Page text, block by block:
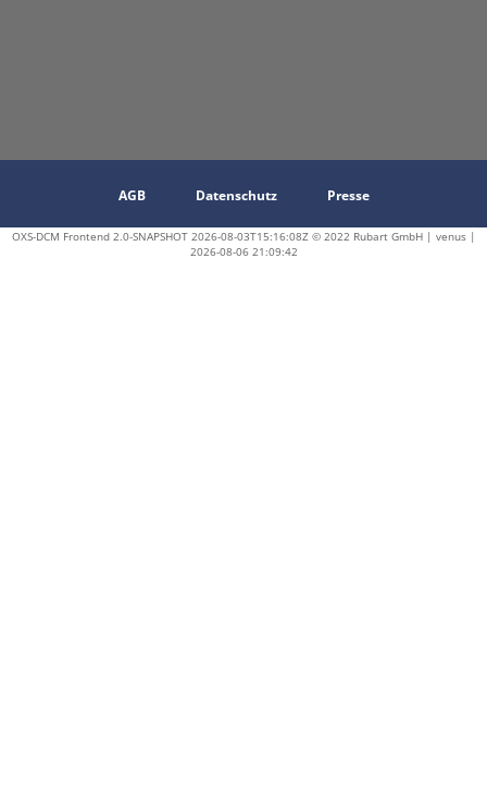
AGB Datenschutz Presse
OXS-DCM Frontend 2.0-SNAPSHOT 2026-08-03T15:16:08Z © 2022 Rubart GmbH | venus |
2026-08-06 21:09:42